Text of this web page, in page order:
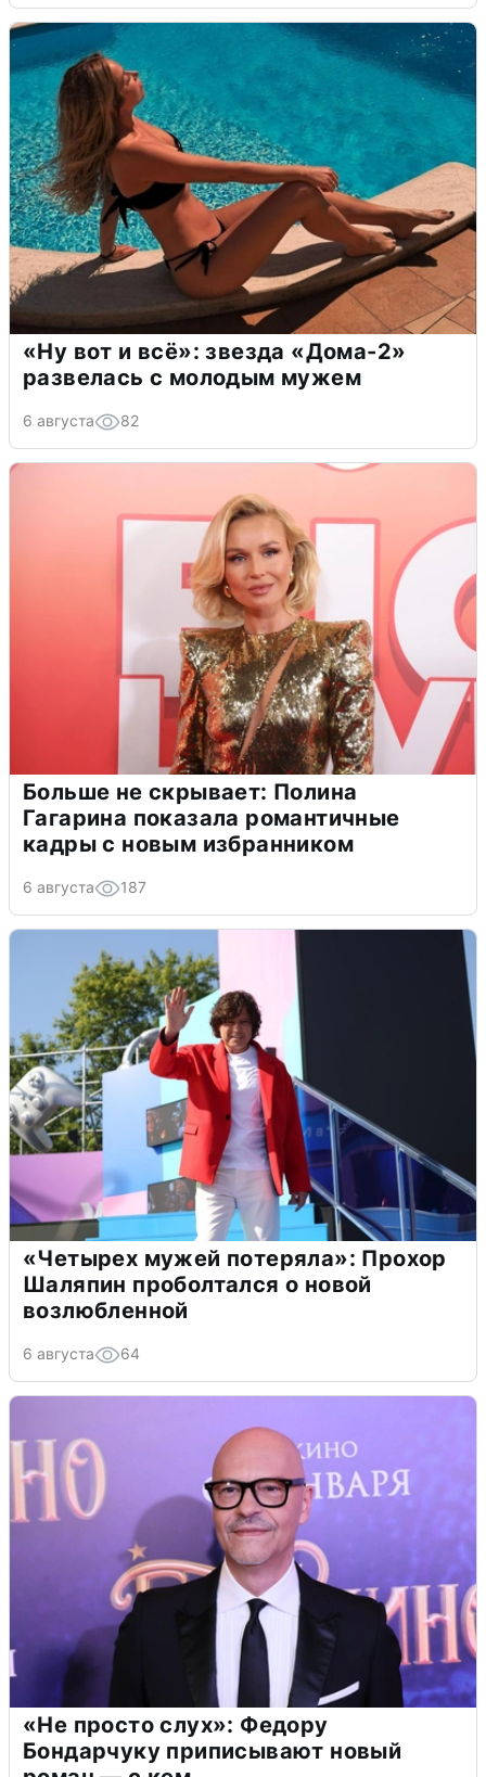
«Ну вот и всё»: звезда «Дома-2»
развелась с молодым мужем
6 августа 82
Больше не скрывает: Полина
Гагарина показала романтичные
кадры с новым избранником
6 августа 187
«Четырех мужей потеряла»: Прохор
Шаляпин проболтался о новой
возлюбленной
6 августа 64
«Не просто слух»: Федору
Бондарчуку приписывают новый